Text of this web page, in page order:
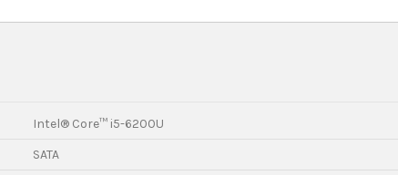
Intel® Core™ i5-6200U
SATA